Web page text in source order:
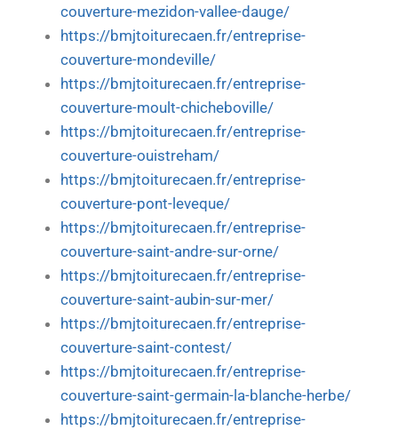
couverture-mezidon-vallee-dauge/
https://bmjtoiturecaen.fr/entreprise-
couverture-mondeville/
https://bmjtoiturecaen.fr/entreprise-
couverture-moult-chicheboville/
https://bmjtoiturecaen.fr/entreprise-
couverture-ouistreham/
https://bmjtoiturecaen.fr/entreprise-
couverture-pont-leveque/
https://bmjtoiturecaen.fr/entreprise-
couverture-saint-andre-sur-orne/
https://bmjtoiturecaen.fr/entreprise-
couverture-saint-aubin-sur-mer/
https://bmjtoiturecaen.fr/entreprise-
couverture-saint-contest/
https://bmjtoiturecaen.fr/entreprise-
couverture-saint-germain-la-blanche-herbe/
https://bmjtoiturecaen.fr/entreprise-